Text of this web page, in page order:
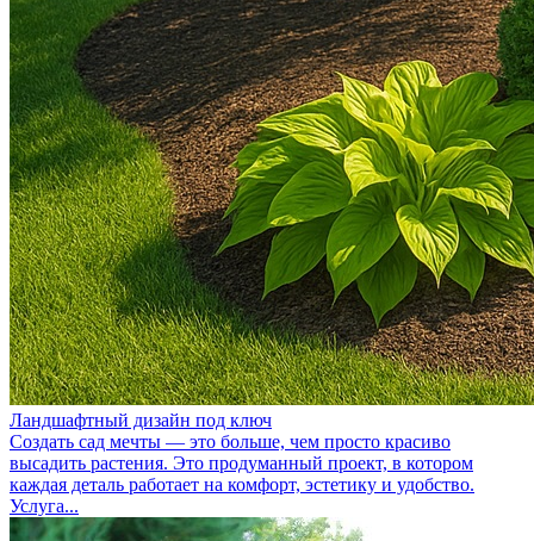
Ландшафтный дизайн под ключ
Создать сад мечты — это больше, чем просто красиво
высадить растения. Это продуманный проект, в котором
каждая деталь работает на комфорт, эстетику и удобство.
Услуга...